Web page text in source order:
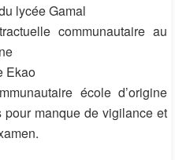
lycée Gamal
communautaire au
Ekao
école d’origine
manque de vigilance et